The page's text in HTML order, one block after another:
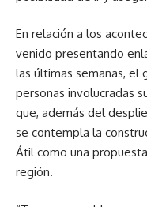
En relación a los
venido presentando
las últimas semanas, el
personas involucradas
que, además del
se contempla la
Átil como una
región.